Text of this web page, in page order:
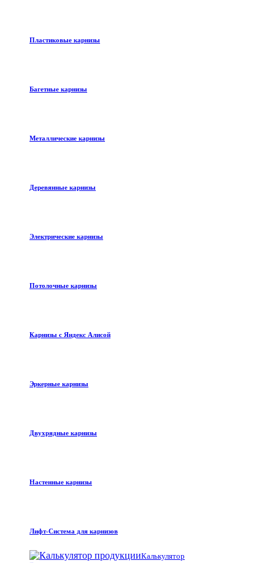
Пластиковые карнизы
Багетные карнизы
Металлические карнизы
Деревянные карнизы
Электрические карнизы
Потолочные карнизы
Карнизы с Яндекс Алисой
Эркерные карнизы
Двухрядные карнизы
Настенные карнизы
Лифт-Система для карнизов
Калькулятор